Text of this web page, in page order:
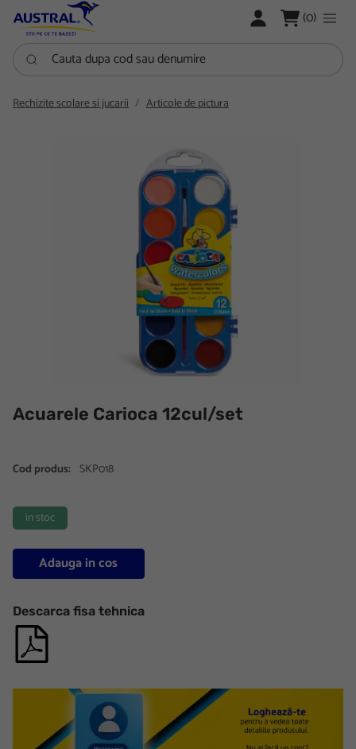
LOGARE (0)
Cauta dupa cod sau denumire
Rechizite scolare si jucarii Articole de pictura
Acuarele Carioca 12cul/set
Cod produs: SKP018
in stoc
Adauga in cos
Descarca fisa tehnica